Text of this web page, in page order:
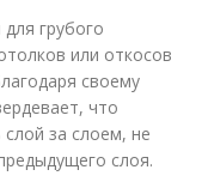
грубого
или откосов
своему
что
за слоем, не
слоя.